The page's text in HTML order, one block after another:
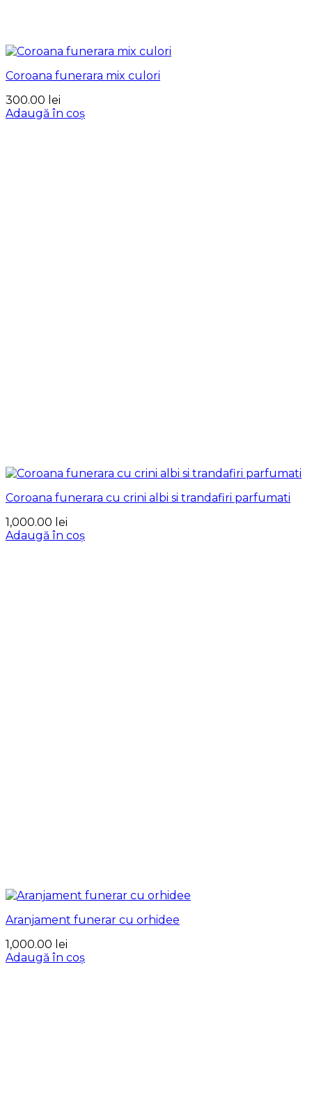
Coroana funerara mix culori
300.00 lei
Adaugă în coș
Coroana funerara cu crini albi si trandafiri parfumati
1,000.00 lei
Adaugă în coș
Aranjament funerar cu orhidee
1,000.00 lei
Adaugă în coș